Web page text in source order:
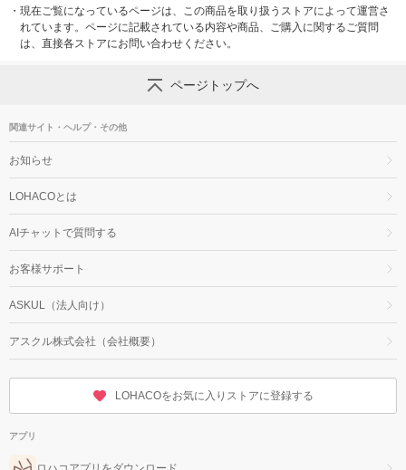
・ 現在ご覧になっているページは、この商品を取り扱うストアによって運営さ
れています。ページに記載されている内容や商品、ご購入に関するご質問
は、直接各ストアにお問い合わせください。
ページトップへ
関連サイト・ヘルプ・その他
お知らせ
LOHACOとは
AIチャットで質問する
お客様サポート
ASKUL（法人向け）
アスクル株式会社（会社概要）
LOHACOをお気に入りストアに登録する
アプリ